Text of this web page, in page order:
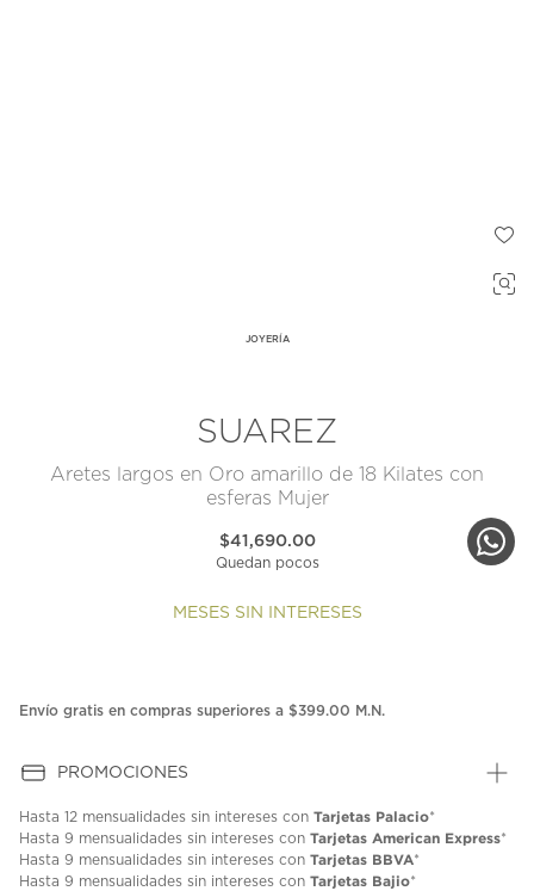
JOYERÍA
SUAREZ
Aretes largos en Oro amarillo de 18 Kilates con
esferas Mujer
$41,690.00
Quedan pocos
MESES SIN INTERESES
Envío gratis en compras superiores a $399.00 M.N.
PROMOCIONES
Hasta 12 mensualidades sin intereses con Tarjetas Palacio*
Hasta 9 mensualidades sin intereses con Tarjetas American Express*
Hasta 9 mensualidades sin intereses con Tarjetas BBVA*
Hasta 9 mensualidades sin intereses con Tarjetas Bajio*